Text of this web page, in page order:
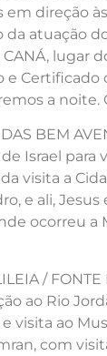
direção
atuação
e
a noite.
BEM
Israel
visita a
e ali,
ocorreu
/
ao Rio
visita ao
com